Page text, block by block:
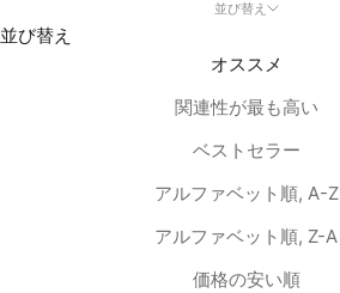
並び替え
並び替え
オススメ
関連性が最も高い
ベストセラー
アルファベット順, A-Z
アルファベット順, Z-A
価格の安い順